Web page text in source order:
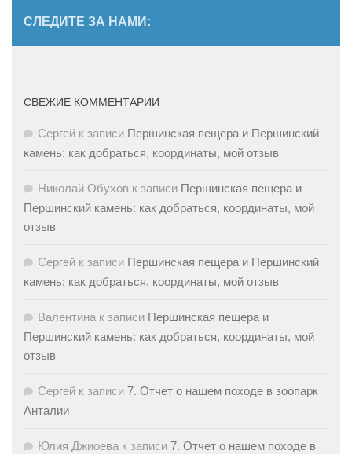
СЛЕДИТЕ ЗА НАМИ:
СВЕЖИЕ КОММЕНТАРИИ
Сергей к записи Першинская пещера и Першинский
камень: как добраться, координаты, мой отзыв
Николай Обухов к записи Першинская пещера и
Першинский камень: как добраться, координаты, мой
отзыв
Сергей к записи Першинская пещера и Першинский
камень: как добраться, координаты, мой отзыв
Валентина к записи Першинская пещера и
Першинский камень: как добраться, координаты, мой
отзыв
Сергей к записи 7. Отчет о нашем походе в зоопарк
Анталии
Юлия Джиоева к записи 7. Отчет о нашем походе в